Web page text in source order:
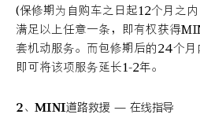
(保修期为自购车之日起12个月之内
满足以上任意一条，即有权获得
套机动服务。而包修期后的24个月
即可将该项服务延长1-2年。
2、MINI道路救援 — 在线指导